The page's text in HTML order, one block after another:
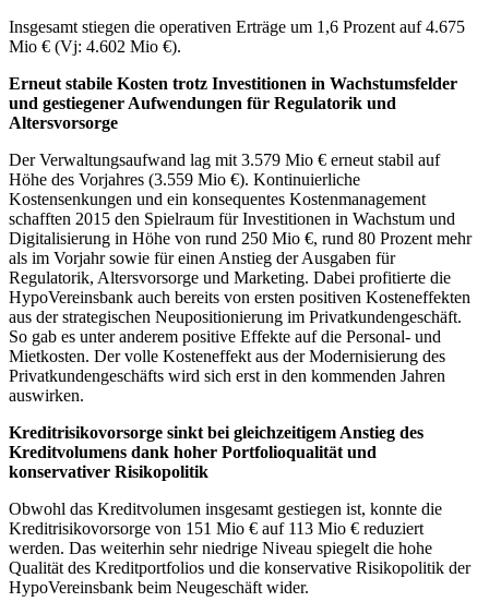
Insgesamt stiegen die operativen Erträge um 1,6 Prozent auf 4.675
Mio € (Vj: 4.602 Mio €).
Erneut stabile Kosten trotz Investitionen in Wachstumsfelder
und gestiegener Aufwendungen für Regulatorik und
Altersvorsorge
Der Verwaltungsaufwand lag mit 3.579 Mio € erneut stabil auf
Höhe des Vorjahres (3.559 Mio €). Kontinuierliche
Kostensenkungen und ein konsequentes Kostenmanagement
schafften 2015 den Spielraum für Investitionen in Wachstum und
Digitalisierung in Höhe von rund 250 Mio €, rund 80 Prozent mehr
als im Vorjahr sowie für einen Anstieg der Ausgaben für
Regulatorik, Altersvorsorge und Marketing. Dabei profitierte die
HypoVereinsbank auch bereits von ersten positiven Kosteneffekten
aus der strategischen Neupositionierung im Privatkundengeschäft.
So gab es unter anderem positive Effekte auf die Personal- und
Mietkosten. Der volle Kosteneffekt aus der Modernisierung des
Privatkundengeschäfts wird sich erst in den kommenden Jahren
auswirken.
Kreditrisikovorsorge sinkt bei gleichzeitigem Anstieg des
Kreditvolumens dank hoher Portfolioqualität und
konservativer Risikopolitik
Obwohl das Kreditvolumen insgesamt gestiegen ist, konnte die
Kreditrisikovorsorge von 151 Mio € auf 113 Mio € reduziert
werden. Das weiterhin sehr niedrige Niveau spiegelt die hohe
Qualität des Kreditportfolios und die konservative Risikopolitik der
HypoVereinsbank beim Neugeschäft wider.